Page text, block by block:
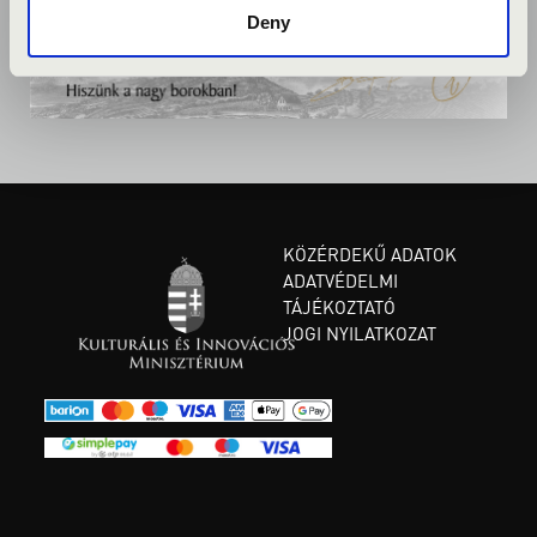
Deny
KÖZÉRDEKŰ ADATOK
ADATVÉDELMI
TÁJÉKOZTATÓ
JOGI NYILATKOZAT